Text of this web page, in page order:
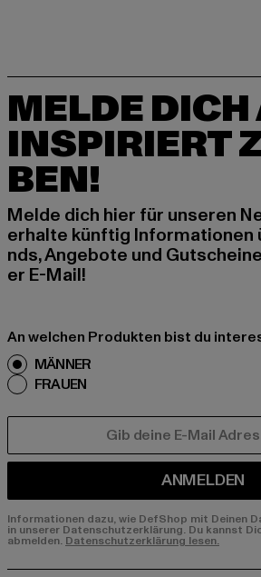
MELDE
INSPIRIERT
BEN!
Melde dich hier für unseren
erhalte künftig Informationen
nds, Angebote und
er E-Mail!
An welchen Produkten bist du
MÄNNER
FRAUEN
ANMELDEN
Informationen dazu, wie DefShop mit Deinen
in unserer Datenschutzerklärung. Du kannst
abmelden.Datenschutzerklärung lesen.